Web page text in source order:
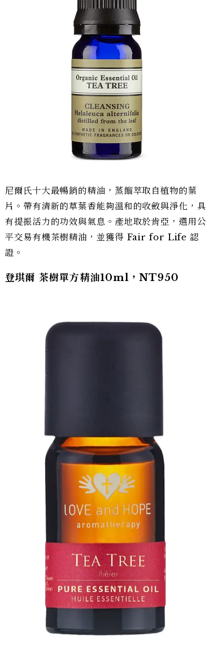
尼爾氏十大最暢銷的精油，蒸餾萃取自植物的葉
片。帶有清新的草葉香能夠溫和的收斂與淨化，具
有提振活力的功效與氣息。產地取於肯亞，選用公
平交易有機茶樹精油，並獲得 Fair for Life 認
證。
登琪爾 茶樹單方精油10ml，NT950